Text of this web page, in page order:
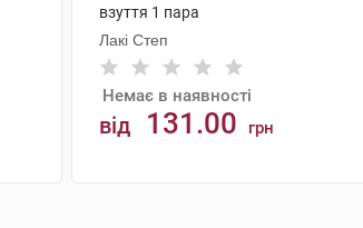
взуття 1 пара
Лакі Степ
Немає в наявності
від 131.00 грн